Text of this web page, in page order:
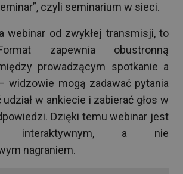
czyli seminarium w sieci.
webinar od zwykłej transmisji, to
zapewnia obustronną
prowadzącym spotkanie a
widzowie mogą zadawać pytania
w ankiecie i zabierać głos w
Dzięki temu webinar jest
interaktywnym, a nie
nagraniem.